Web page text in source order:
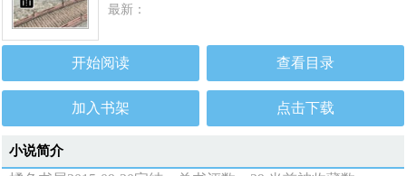
最新：
开始阅读 查看目录
加入书架 点击下载
小说简介